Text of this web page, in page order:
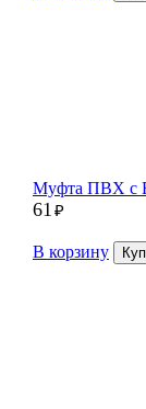
Муфта ПВХ c
61 ₽
В корзину